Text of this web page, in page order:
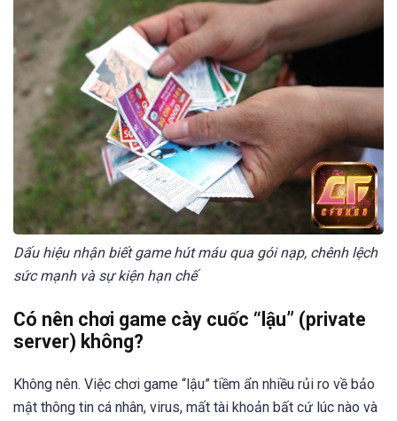
Dấu hiệu nhận biết game hút máu qua gói nạp, chênh lệch
sức mạnh và sự kiện hạn chế
Có nên chơi game cày cuốc “lậu” (private
server) không?
Không nên. Việc chơi game “lậu” tiềm ẩn nhiều rủi ro về bảo
mật thông tin cá nhân, virus, mất tài khoản bất cứ lúc nào và